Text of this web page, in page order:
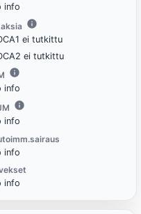
info
ei tutkittu
ei tutkittu
info
info
info
info